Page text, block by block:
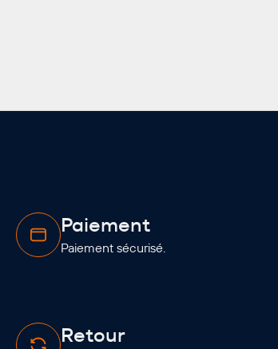
Paiement
Paiement sécurisé.
Retour